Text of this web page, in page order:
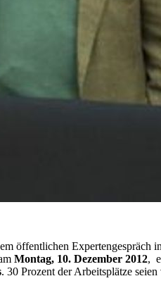
öffentlichen Expertengespräch
Montag, 10. Dezember 2012,
. 30 Prozent der Arbeitsplätze